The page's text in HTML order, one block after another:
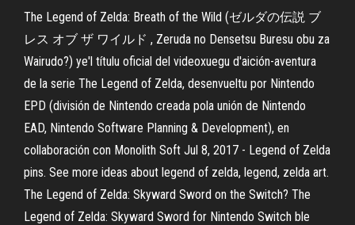
The Legend of Zelda: Breath of the Wild (ゼルダの伝説 ブ
レス オブ ザ ワイルド , Zeruda no Densetsu Buresu obu za
Wairudo?) ye'l títulu oficial del videoxuegu d'aición-aventura
de la serie The Legend of Zelda, desenvueltu por Nintendo
EPD (división de Nintendo creada pola unión de Nintendo
EAD, Nintendo Software Planning & Development), en
collaboración con Monolith Soft Jul 8, 2017 - Legend of Zelda
pins. See more ideas about legend of zelda, legend, zelda art.
The Legend of Zelda: Skyward Sword on the Switch? The
Legend of Zelda: Skyward Sword for Nintendo Switch ble